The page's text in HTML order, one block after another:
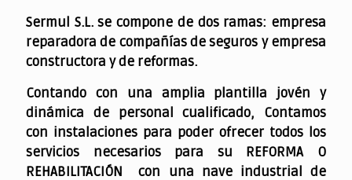
Sermul S.L. se compone de dos ramas: empresa
reparadora de compañías de seguros y empresa
constructora y de reformas.
Contando con una amplia plantilla jovén y
dinámica de personal cualificado, Contamos
con instalaciones para poder ofrecer todos los
servicios necesarios para su REFORMA O
REHABILITACIÓN con una nave industrial de